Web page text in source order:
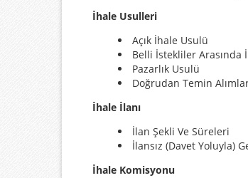
İhale Usulleri
Açık İhale Usulü
Belli İstekliler Arasında
Pazarlık Usulü
Doğrudan Temin
İhale İlanı
İlan Şekli Ve Süreleri
İlansız (Davet Yoluyla)
İhale Komisyonu